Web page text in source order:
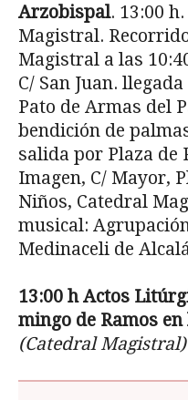
Ar­zobispal. 13:00
Magistral.
Magistral a las
C/ San Juan.
Pato de Armas del
bendición de
salida por Plaza de
Imagen, C/ Mayor,
Niños, Catedral
musical:
Medinaceli de
13:00 h Actos
mingo de Ramos
(Catedral Magistral)